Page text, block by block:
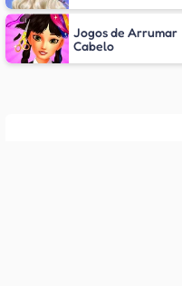
Jogos de Arrumar
Cabelo